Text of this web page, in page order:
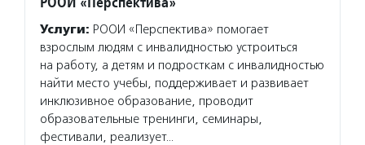
Услуги: РООИ «Перспектива» помогает
взрослым людям с инвалидностью устроиться
на работу, а детям и подросткам с инвалидностью
найти место учебы, поддерживает и развивает
инклюзивное образование, проводит
образовательные тренинги, семинары,
фестивали, реализует…